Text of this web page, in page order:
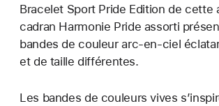
Bracelet Sport Pride Edition de cette
cadran Harmonie Pride assorti
bandes de couleur arc-en-ciel
et de taille différentes.
Les bandes de couleurs vives